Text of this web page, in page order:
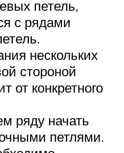
петель,
с рядами
нескольких
стороной
от конкретного
ряду начать
петлями.